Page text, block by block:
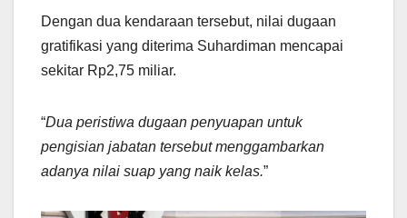
Dengan dua kendaraan tersebut, nilai dugaan
gratifikasi yang diterima Suhardiman mencapai
sekitar Rp2,75 miliar.
“Dua peristiwa dugaan penyuapan untuk
pengisian jabatan tersebut menggambarkan
adanya nilai suap yang naik kelas.”